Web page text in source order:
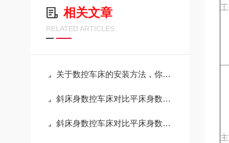
相关文章
RELATED ARTICLES
关于数控车床的安装方法，你知道吗？
斜床身数控车床对比平床身数控车床的优势是啥
斜床身数控车床对比平床身数控车床的优势是什么？